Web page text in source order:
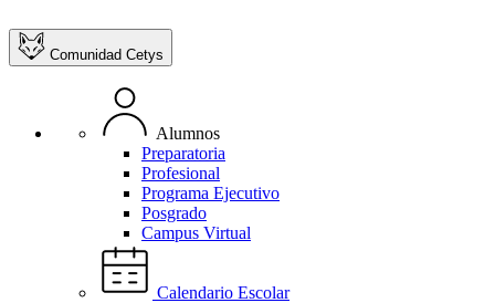
Comunidad Cetys
Alumnos
Preparatoria
Profesional
Programa Ejecutivo
Posgrado
Campus Virtual
Calendario Escolar